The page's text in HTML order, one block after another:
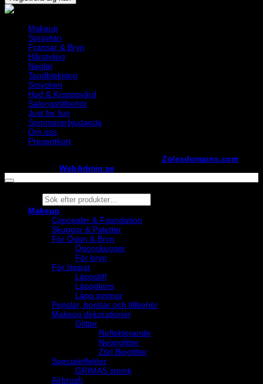
Makeup
Spraytan
Fransar & Bryn
Hårstyling
Naglar
Tandblekning
Smycken
Hud & Kroppsvård
Salongstillbehör
Just for fun
Sommarerbjudande
Om oss
Presentkort
Zolexdomains.com
WebAdmin.se
Products
search
Makeup
Concealer & Foundation
Skuggor & Paletter
För Ögon & Bryn
Ögonskuggor
För bryn
För läppar
Läppstift
Läppglans
Läpp pennor
Penslar, borstar och tillbehör
Makeup dekorationer
Glitter
Reflekterande
Neonglitter
Ztirl Bioglitter
Specialeffekter
GRIMAS smink
Airbrush